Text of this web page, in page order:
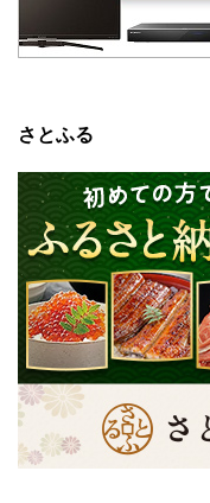
さとふる